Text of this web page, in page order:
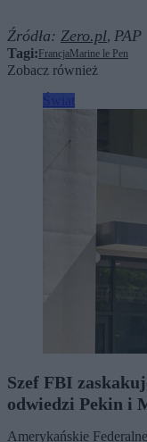
Źródła: Zero.pl, PAP
Tagi: FrancjaMarine le Pen
Zobacz również
Szef FBI
odwiedzi Pekin i
Amerykańskie